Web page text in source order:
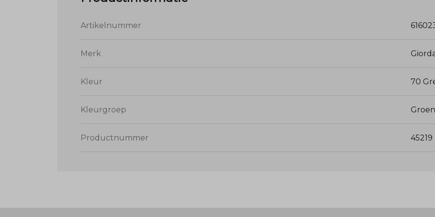
Artikelnummer
Merk
Kleur 70
Kleurgroep Groen
Productnummer 45219